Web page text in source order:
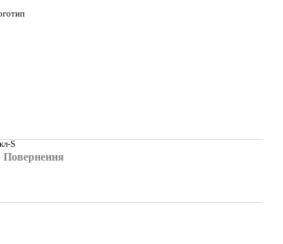
S
Повернення